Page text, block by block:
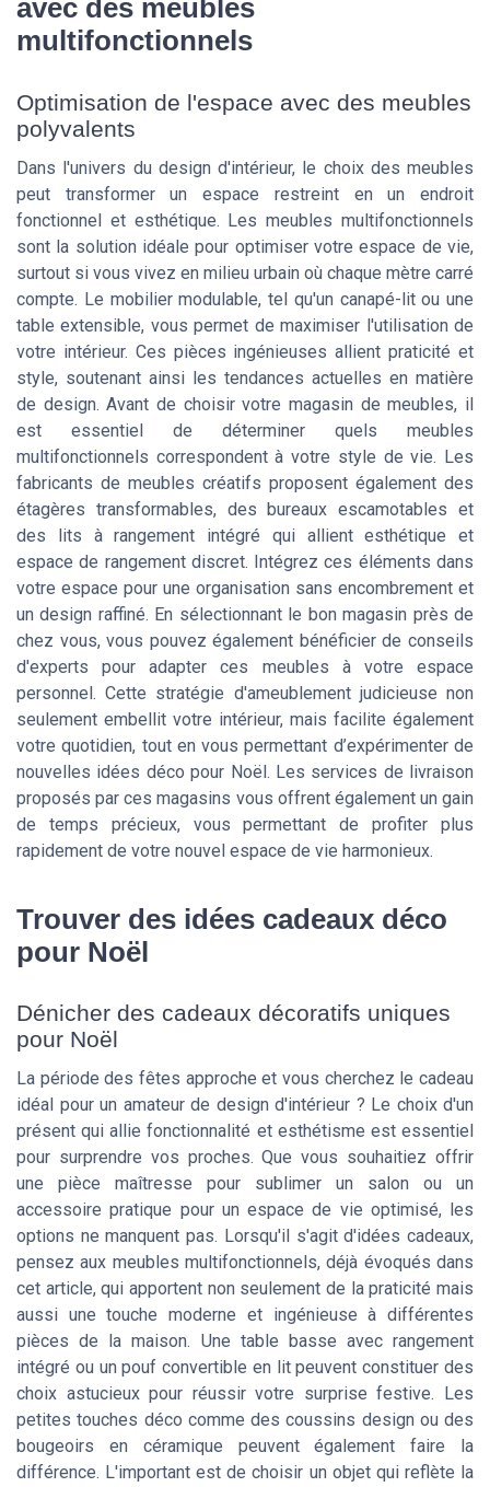
avec des meubles
multifonctionnels
Optimisation de l'espace avec des meubles
polyvalents
Dans l'univers du design d'intérieur, le choix des meubles
peut transformer un espace restreint en un endroit
fonctionnel et esthétique. Les meubles multifonctionnels
sont la solution idéale pour optimiser votre espace de vie,
surtout si vous vivez en milieu urbain où chaque mètre carré
compte. Le mobilier modulable, tel qu'un canapé-lit ou une
table extensible, vous permet de maximiser l'utilisation de
votre intérieur. Ces pièces ingénieuses allient praticité et
style, soutenant ainsi les tendances actuelles en matière
de design. Avant de choisir votre magasin de meubles, il
est essentiel de déterminer quels meubles
multifonctionnels correspondent à votre style de vie. Les
fabricants de meubles créatifs proposent également des
étagères transformables, des bureaux escamotables et
des lits à rangement intégré qui allient esthétique et
espace de rangement discret. Intégrez ces éléments dans
votre espace pour une organisation sans encombrement et
un design raffiné. En sélectionnant le bon magasin près de
chez vous, vous pouvez également bénéficier de conseils
d'experts pour adapter ces meubles à votre espace
personnel. Cette stratégie d'ameublement judicieuse non
seulement embellit votre intérieur, mais facilite également
votre quotidien, tout en vous permettant d’expérimenter de
nouvelles idées déco pour Noël. Les services de livraison
proposés par ces magasins vous offrent également un gain
de temps précieux, vous permettant de profiter plus
rapidement de votre nouvel espace de vie harmonieux.
Trouver des idées cadeaux déco
pour Noël
Dénicher des cadeaux décoratifs uniques
pour Noël
La période des fêtes approche et vous cherchez le cadeau
idéal pour un amateur de design d'intérieur ? Le choix d'un
présent qui allie fonctionnalité et esthétisme est essentiel
pour surprendre vos proches. Que vous souhaitiez offrir
une pièce maîtresse pour sublimer un salon ou un
accessoire pratique pour un espace de vie optimisé, les
options ne manquent pas. Lorsqu'il s'agit d'idées cadeaux,
pensez aux meubles multifonctionnels, déjà évoqués dans
cet article, qui apportent non seulement de la praticité mais
aussi une touche moderne et ingénieuse à différentes
pièces de la maison. Une table basse avec rangement
intégré ou un pouf convertible en lit peuvent constituer des
choix astucieux pour réussir votre surprise festive. Les
petites touches déco comme des coussins design ou des
bougeoirs en céramique peuvent également faire la
différence. L'important est de choisir un objet qui reflète la